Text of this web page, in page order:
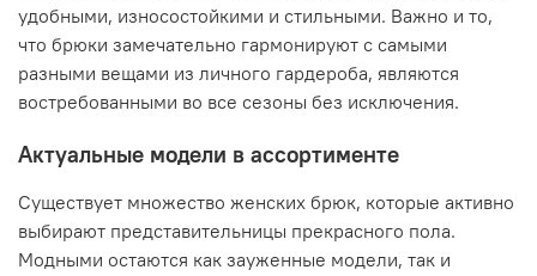
удобными, износостойкими и стильными. Важно и то,
что брюки замечательно гармонируют с самыми
разными вещами из личного гардероба, являются
востребованными во все сезоны без исключения.
Актуальные модели в ассортименте
Существует множество женских брюк, которые активно
выбирают представительницы прекрасного пола.
Модными остаются как зауженные модели, так и